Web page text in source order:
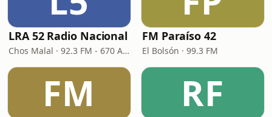
LRA 52 Radio Nacional
Chos Malal · 92.3 FM - 670 AM
FM Paraíso 42
El Bolsón · 99.3 FM
FM RF